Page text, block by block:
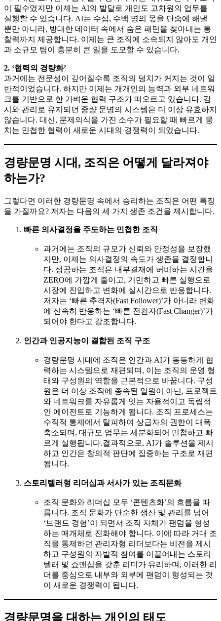
이 필수였지만 이제는 AI의 발달로 개인도 고차원의 업무를
실행할 수 있습니다. AI는 수십, 수백 명의 몫을 단숨에 해낼
뿐만 아니라, 방대한 데이터 속에서 숨은 패턴을 찾아내는 통
찰력까지 제공합니다. 이제는 큰 조직에 소속되지 않아도 개인
과 소규모 팀이 충분히 큰 일을 도모할 수 있습니다.
2. ‘협력의 경량화’
과거에는 전문성이 깊어질수록 조직의 덩치가 커지는 것이 일
반적이었습니다. 하지만 이제는 개개인의 능력과 외부 네트워
크를 기반으로 한 가벼운 협력 구조가 떠오르고 있습니다. 감
시와 관리로 유지되던 중량 문명의 시스템은 더 이상 유효하지
않습니다. 대신, 문제의식을 가진 소수가 필요할 때 빠르게 뭉
치는 민첩한 협력이 새로운 시대의 경쟁력이 되었습니다.
경량문명 시대, 조직은 어떻게 달라져야
하는가?
그렇다면 이러한 경량문명 속에서 승리하는 조직은 어떤 특징
을 가질까요? 저자는 다음의 세 가지 생존 조건을 제시합니다.
빠른 의사결정을 주도하는 민첩한 조직
과거에는 조직의 규모가 신뢰와 안정성을 보장했
지만, 이제는 의사결정의 속도가 생존을 결정합니
다. 성공하는 조직은 내부결재에 허비하는 시간을
ZERO에 가깝게 줄이고, 기민하고 빠른 실행으로
시장에 진입하고 변화에 실시간으로 반응합니다.
저자는 ‘빠른 추격자(Fast Follower)’가 아니라 변화
에 신속히 반응하는 ‘빠른 전환자(Fast Changer)’가
되어야 한다고 강조합니다.
인간과 인공지능이 결합된 조직 구조
경량문명 시대에 조직은 인간과 AI가 동등하게 협
력하는 시스템으로 재편되며, 이는 조직의 운영 형
태와 구성원의 역할을 근본적으로 바꿉니다. 구성
원은 더 이상 조직에 종속된 일원이 아닌, 프로젝트
와 네트워크를 자유롭게 잇는 자율적이고 독립적
인 에이전트로 기능하게 됩니다. 조직 프로세스는
수직적 통제에서 탈피하여 상급자의 권한이 대폭
축소되며, 대규모 업무는 세분화되어 민첩하고 빠
르게 실행됩니다.결과적으로, AI가 솔루션을 제시
하고 인간은 창의적 판단에 집중하는 구조로 재편
됩니다.
스토리텔러형 리더십과 서사가 있는 조직문화
조직 문화와 리더십 모두 ‘콘텐츠화’의 흐름을 따
릅니다. 조직 문화가 단순한 생산 및 관리를 넘어
‘브랜드 경험’이 되면서 조직 자체가 팬덤을 형성
하는 매개체로 진화해야 합니다. 이에 따라 거대 조
직을 통제하던 관리자형 리더보다는 비전을 제시
하고 구성원의 자발적 참여를 이끌어내는 스토리
텔러 및 쇼맨십을 갖춘 리더가 유리하며, 이러한 리
더를 중심으로 내부와 외부에 팬덤이 형성되는 것
이 새로운 경쟁력이 됩니다.
경량문명을 대하는 개인의 태도